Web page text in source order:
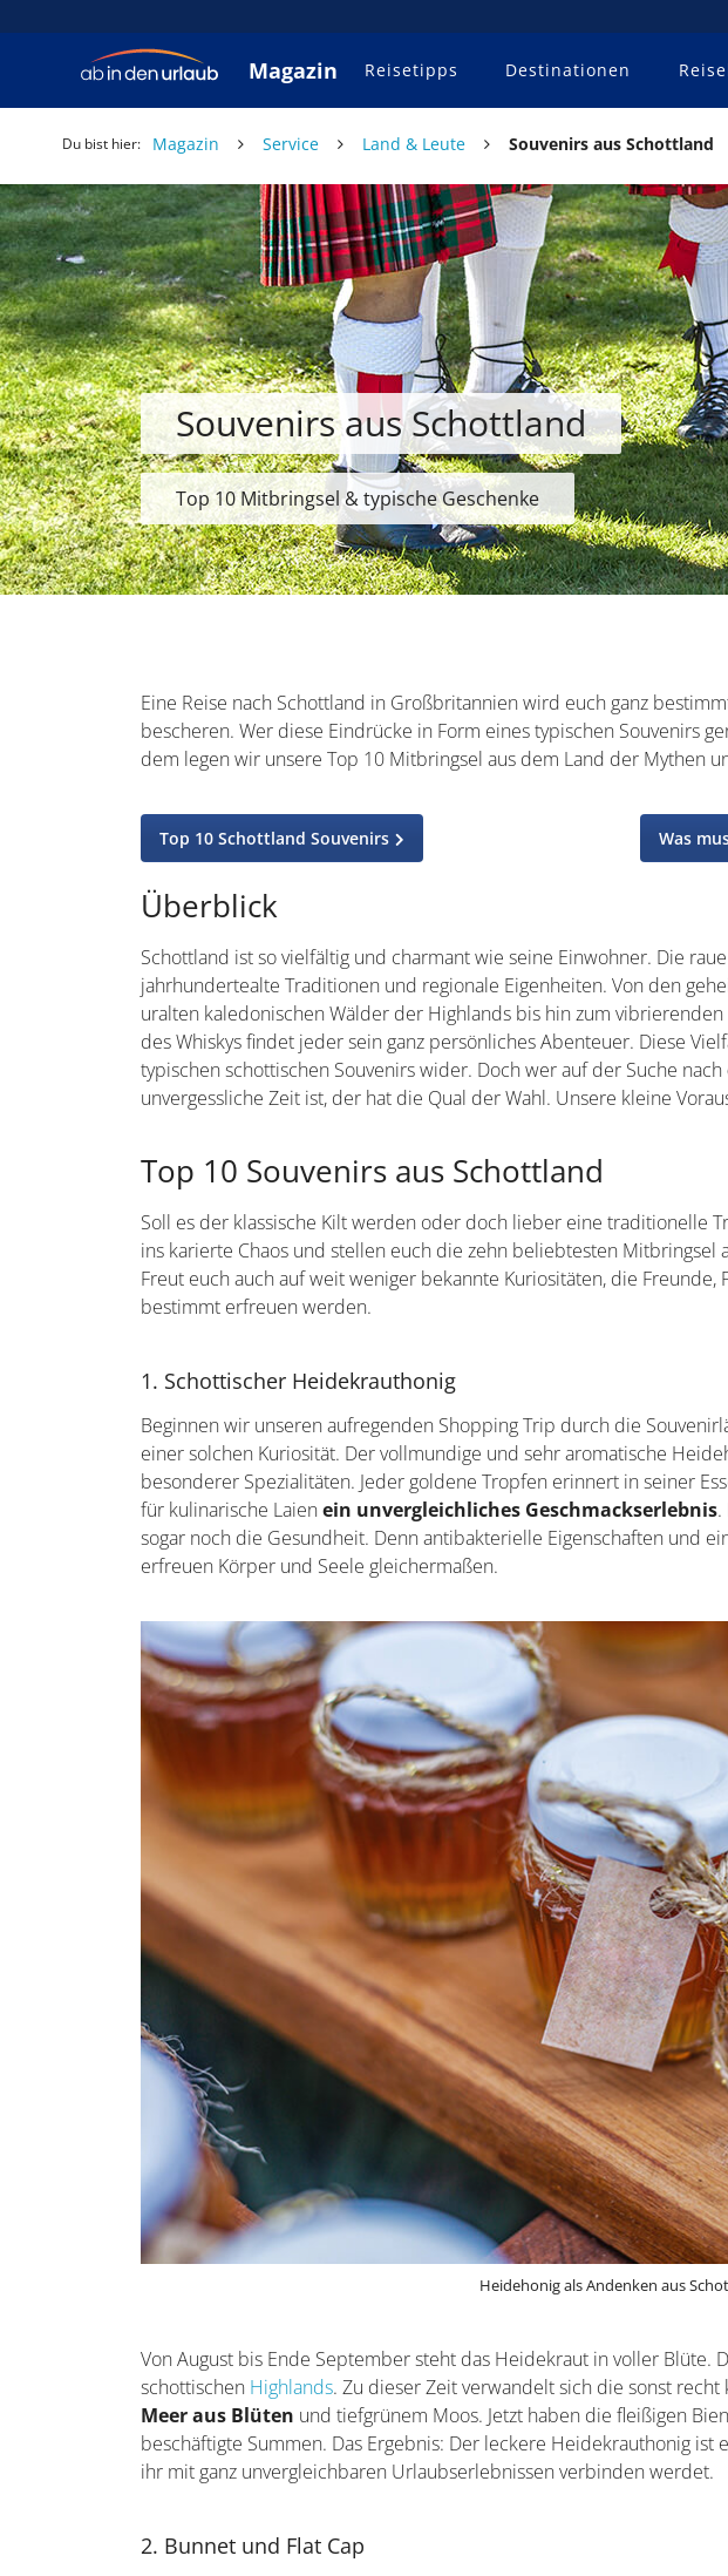
Magazin Reisetipps Destinationen
Du bist hier: Magazin Service Land & Leute Souvenirs aus Schottland
Souvenirs aus Schottland
Top 10 Mitbringsel & typische Geschenke
Eine Reise nach Schottland in Großbritannien wird euch ganz
bescheren. Wer diese Eindrücke in Form eines typischen Souvenirs
dem legen wir unsere Top 10 Mitbringsel aus dem Land der Mythen
Top 10 Schottland Souvenirs Was
Überblick
Schottland ist so vielfältig und charmant wie seine Einwohner. Die
jahrhundertealte Traditionen und regionale Eigenheiten. Von den
uralten kaledonischen Wälder der Highlands bis hin zum
des Whiskys findet jeder sein ganz persönliches Abenteuer. Diese
typischen schottischen Souvenirs wider. Doch wer auf der Suche nach
unvergessliche Zeit ist, der hat die Qual der Wahl. Unsere kleine
Top 10 Souvenirs aus Schottland
Soll es der klassische Kilt werden oder doch lieber eine traditionelle
ins karierte Chaos und stellen euch die zehn beliebtesten Mitbringsel
Freut euch auch auf weit weniger bekannte Kuriositäten, die
bestimmt erfreuen werden.
1. Schottischer Heidekrauthonig
Beginnen wir unseren aufregenden Shopping Trip durch die
einer solchen Kuriosität. Der vollmundige und sehr aromatische
besonderer Spezialitäten. Jeder goldene Tropfen erinnert in seiner
für kulinarische Laienein unvergleichliches Geschmackserlebnis.
sogar noch die Gesundheit. Denn antibakterielle Eigenschaften und
erfreuen Körper und Seele gleichermaßen.
Heidehonig als Andenken aus
Von August bis Ende September steht das Heidekraut in voller Blüte.
schottischen Highlands. Zu dieser Zeit verwandelt sich die sonst recht
Meer aus Blüten und tiefgrünem Moos. Jetzt haben die fleißigen
beschäftigte Summen. Das Ergebnis: Der leckere Heidekrauthonig ist
ihr mit ganz unvergleichbaren Urlaubserlebnissen verbinden werdet.
2. Bunnet und Flat Cap